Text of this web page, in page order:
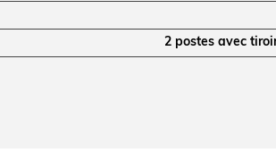
2 postes avec